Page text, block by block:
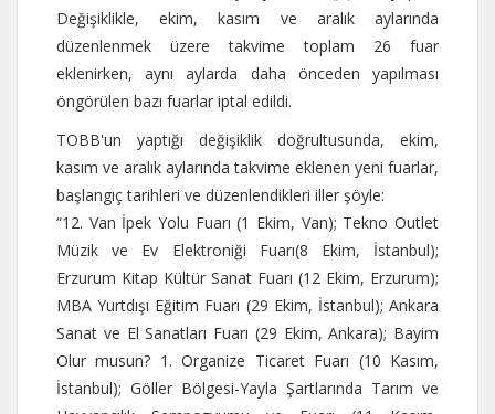
Değişiklikle, ekim, kasım ve aralık aylarında
düzenlenmek üzere takvime toplam 26 fuar
eklenirken, aynı aylarda daha önceden yapılması
öngörülen bazı fuarlar iptal edildi.
TOBB'un yaptığı değişiklik doğrultusunda, ekim,
kasım ve aralık aylarında takvime eklenen yeni fuarlar,
başlangıç tarihleri ve düzenlendikleri iller şöyle:
“12. Van İpek Yolu Fuarı (1 Ekim, Van); Tekno Outlet
Müzik ve Ev Elektroniği Fuarı(8 Ekim, İstanbul);
Erzurum Kitap Kültür Sanat Fuarı (12 Ekim, Erzurum);
MBA Yurtdışı Eğitim Fuarı (29 Ekim, İstanbul); Ankara
Sanat ve El Sanatları Fuarı (29 Ekim, Ankara); Bayim
Olur musun? 1. Organize Ticaret Fuarı (10 Kasım,
İstanbul); Göller Bölgesi-Yayla Şartlarında Tarım ve